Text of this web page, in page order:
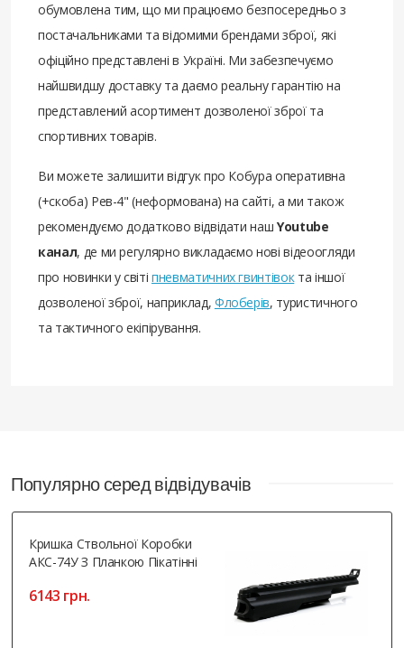
обумовлена ​​тим, що ми працюємо безпосередньо з
постачальниками та відомими брендами зброї, які
офіційно представлені в Україні. Ми забезпечуємо
найшвидшу доставку та даємо реальну гарантію на
представлений асортимент дозволеної зброї та
спортивних товарів.
Ви можете залишити відгук про Кобура оперативна
(+скоба) Рев-4" (неформована) на сайті, а ми також
рекомендуємо додатково відвідати нашYoutube
канал, де ми регулярно викладаємо нові відеоогляди
про новинки у світіпневматичних гвинтівокта іншої
дозволеної зброї, наприклад, Флоберів, туристичного
та тактичного екіпірування.
Популярно серед відвідувачів
Кришка Ствольної Коробки
АКС-74У З Планкою Пікатінні
6143 грн.